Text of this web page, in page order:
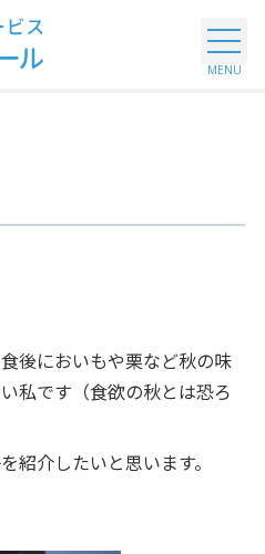
後においもや栗など秋の味
私です（食欲の秋とは恐ろ
紹介したいと思います。